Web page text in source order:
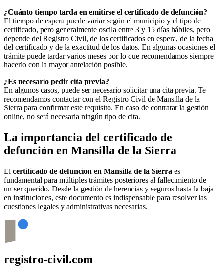
¿Cuánto tiempo tarda en emitirse el certificado de defunción?
El tiempo de espera puede variar según el municipio y el tipo de
certificado, pero generalmente oscila entre 3 y 15 días hábiles, pero
depende del Registro Civil, de los certificados en espera, de la fecha
del certificado y de la exactitud de los datos. En algunas ocasiones el
trámite puede tardar varios meses por lo que recomendamos siempre
hacerlo con la mayor antelación posible.
¿Es necesario pedir cita previa?
En algunos casos, puede ser necesario solicitar una cita previa. Te
recomendamos contactar con el Registro Civil de Mansilla de la
Sierra para confirmar este requisito. En caso de contratar la gestión
online, no será necesaria ningún tipo de cita.
La importancia del certificado de
defunción en Mansilla de la Sierra
El certificado de defunción en Mansilla de la Sierra es
fundamental para múltiples trámites posteriores al fallecimiento de
un ser querido. Desde la gestión de herencias y seguros hasta la baja
en instituciones, este documento es indispensable para resolver las
cuestiones legales y administrativas necesarias.
registro-civil.com